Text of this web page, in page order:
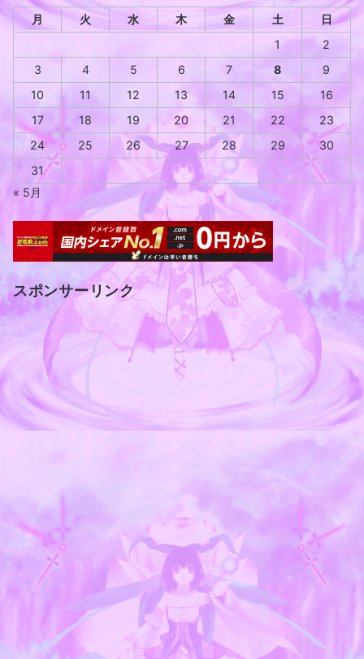
月 火 水 木 金 土
日
1
2
3
4 5 6 7 8
9
10
11 12 13 14 15
16
17
18 19 20 21 22
23
24
25 26 27 28 29
30
31
« 5月
スポンサーリンク